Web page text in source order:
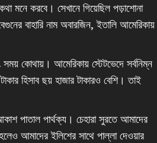
মনে করবে। সেখানে গিয়েছিল পড়াশোনা
বাহারি নাম অবারজিন, ইতালি আমেরিকায়
সময় কোথায়। আমেরিকায় স্টেটভেদে সর্বনিম্ন
হিসাব ছয় হাজার টাকারও বেশি। তাই
পাতাল পার্থক্য। চেহারা সুরতে আমাদের
আমাদের ইলিশের সাথে পাল্লা দেওয়ার